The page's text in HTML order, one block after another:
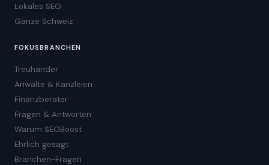
Lokales SEO
Ganze Schweiz
FOKUSBRANCHEN
Treuhänder
Anwälte & Kanzleien
Finanzberater
Fragen & Antworten
Warum SEOBoost
Ehrlich gesagt
Branchen-Fragen